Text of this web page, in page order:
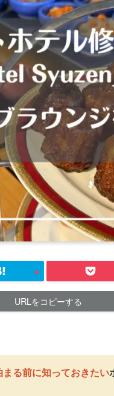
URLをコピーする
まる前に知っておきたい